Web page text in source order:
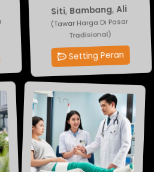
Siti, Bambang, Ali
(Tawar Harga Di Pasar
Tradisional)
Setting Peran